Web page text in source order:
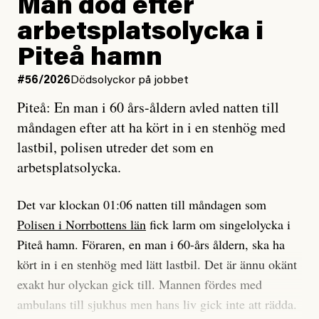
Vad betyder det att vara en röd, grön och oberoende
tidning?
Vad är bra journalistik?
Ett försök till korta svar som jag hoppas kan förtydliga
för Kuhn och Sassarinis-McGowan och andra hur jag
som chefredaktör ser på Dagens ETC:s uppdrag och
roll.
Vi skriver för våra läsare som vill bli informerade,
överraskade, bekräftade, utmanade – och som kräver
att vi granskar allt och alla.
Vi är som sagt en röd, grön och oberoende tidning.
Det betyder en annan journalistik än vad du hittar i
Jag lärde mig renovera
enligt uråldrig metod
och lade min sista ungdom
på att laga en gammal bod.
Jag sökte ljuset och meningen,
efter det som var rent, rätt och sant,
och aldrig såg jag det klarare än
när jag ombord på bussen hjälpte en tant.
#23/2026Intervjun
Jesper Lundby: ”Livet i sig
är ganska politiskt”
Man död efter
arbetsplatsolycka i
Piteå hamn
#56/2026 Dödsolyckor på jobbet
Piteå: En man i 60 års-åldern avled natten till
måndagen efter att ha kört in i en stenhög med
lastbil, polisen utreder det som en
arbetsplatsolycka.
Det var klockan 01:06 natten till måndagen som
Polisen i Norrbottens län fick larm om singelolycka i
Piteå hamn. Föraren, en man i 60-års åldern, ska ha
kört in i en stenhög med lätt lastbil. Det är ännu okänt
exakt hur olyckan gick till. Mannen fördes med
ambulans till sjukhus men hans liv gick inte att rädda.